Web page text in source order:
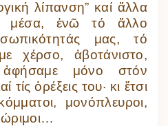
λίπανση” καί ἄλλα
μέσα, ἐνῶ τό ἄλλο
μας, τό
χέρσο, ἀβοτάνιστο,
ἀφήσαμε μόνο στόν
ὀρέξεις του· κι ἔτσι
μονόπλευροι,